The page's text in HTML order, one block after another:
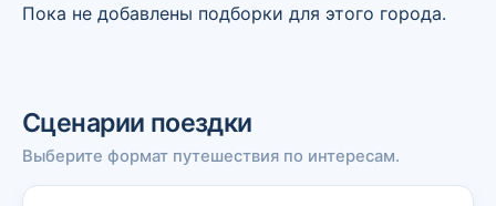
Пока не добавлены подборки для этого города.
Сценарии поездки
Выберите формат путешествия по интересам.